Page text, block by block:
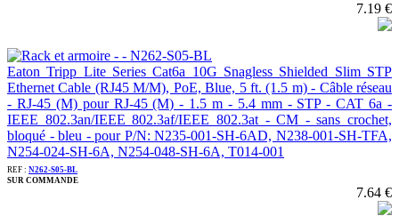
7.19 €
Eaton Tripp Lite Series Cat6a 10G Snagless Shielded Slim STP
Ethernet Cable (RJ45 M/M), PoE, Blue, 5 ft. (1.5 m) - Câble réseau
- RJ-45 (M) pour RJ-45 (M) - 1.5 m - 5.4 mm - STP - CAT 6a -
IEEE 802.3an/IEEE 802.3af/IEEE 802.3at - CM - sans crochet,
bloqué - bleu - pour P/N: N235-001-SH-6AD, N238-001-SH-TFA,
N254-024-SH-6A, N254-048-SH-6A, T014-001
REF : N262-S05-BL
SUR COMMANDE
7.64 €